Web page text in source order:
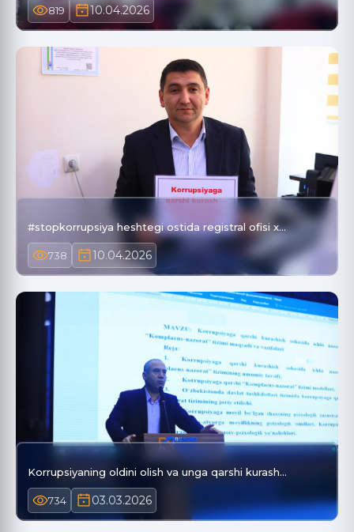
819 10.04.2026
#stopkorrupsiya heshtegi ostida registral ofisi x…
738 10.04.2026
Korrupsiyaning oldini olish va unga qarshi kurash…
734 03.03.2026